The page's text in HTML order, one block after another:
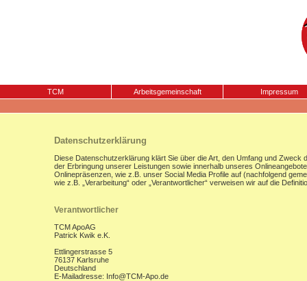
TCM Arbeitsgemeinschaft Impressum
Datenschutzerklärung
Diese Datenschutzerklärung klärt Sie über die Art, den Umfang und
der Erbringung unserer Leistungen sowie innerhalb unseres
Onlinepräsenzen, wie z.B. unser Social Media Profile auf (nachfolgend
wie z.B. „Verarbeitung“ oder „Verantwortlicher“ verweisen wir auf die
Verantwortlicher
TCM ApoAG
Patrick Kwik e.K.
Ettlingerstrasse 5
76137 Karlsruhe
Deutschland
E-Mailadresse: Info@TCM-Apo.de